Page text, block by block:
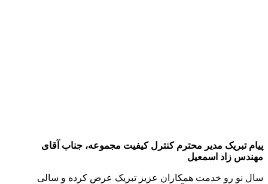
پیام تبریک مدیر محترم کنترل کیفیت مجموعه، جناب آقای
مهندس زاد اسمعیل
سال نو رو خدمت همکاران عزیز تبریک عرض کرده و سالی